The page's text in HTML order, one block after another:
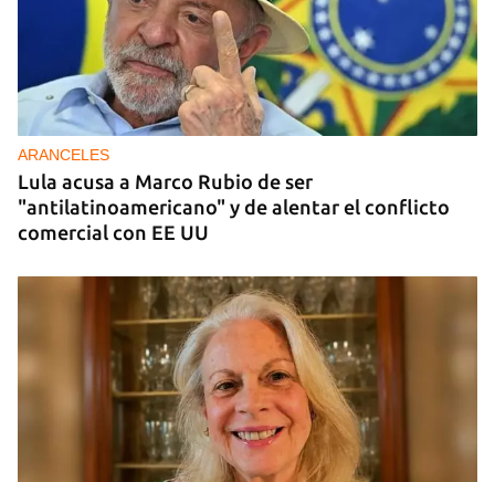
DONACIONES
China entrega otros 5.000 sistemas fotovoltaicos
para zonas rurales de Cuba
ARANCELES
Lula acusa a Marco Rubio de ser
"antilatinoamericano" y de alentar el conflicto
comercial con EE UU